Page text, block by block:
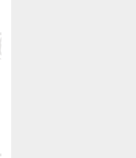
省泰源养殖有限公司(陈国金)捐赠5000元: